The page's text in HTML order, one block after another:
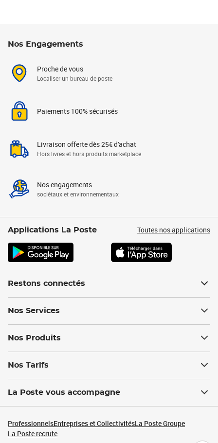
Nos Engagements
Proche de vous
Localiser un bureau de poste
Paiements 100% sécurisés
Livraison offerte dès 25€ d'achat
Hors livres et hors produits marketplace
Nos engagements
sociétaux et environnementaux
Applications La Poste Toutes nos applications
Restons connectés
Nos Services
Nos Produits
Nos Tarifs
La Poste vous accompagne
ProfessionnelsEntreprises et CollectivitésLa Poste Groupe
La Poste recrute